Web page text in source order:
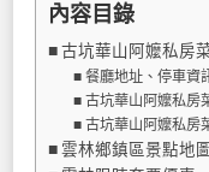
內容目錄
古坑華山阿嬤私房
餐廳地址、停車資
古坑華山阿嬤私房
古坑華山阿嬤私房
雲林鄉鎮區景點地